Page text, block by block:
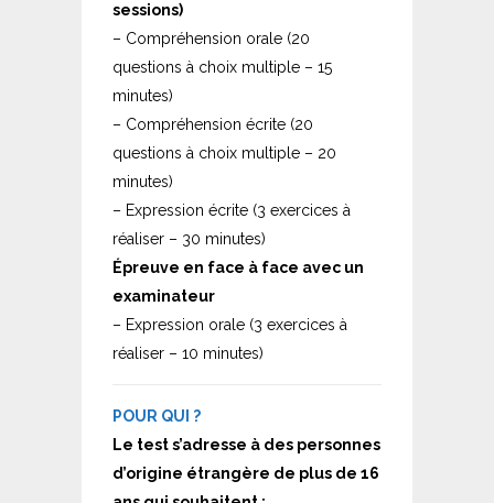
sessions)
– Compréhension orale (20
questions à choix multiple – 15
minutes)
– Compréhension écrite (20
questions à choix multiple – 20
minutes)
– Expression écrite (3 exercices à
réaliser – 30 minutes)
Épreuve en face à face avec un
examinateur
– Expression orale (3 exercices à
réaliser – 10 minutes)
POUR QUI ?
Le test s’adresse à des personnes
d’origine étrangère de plus de 16